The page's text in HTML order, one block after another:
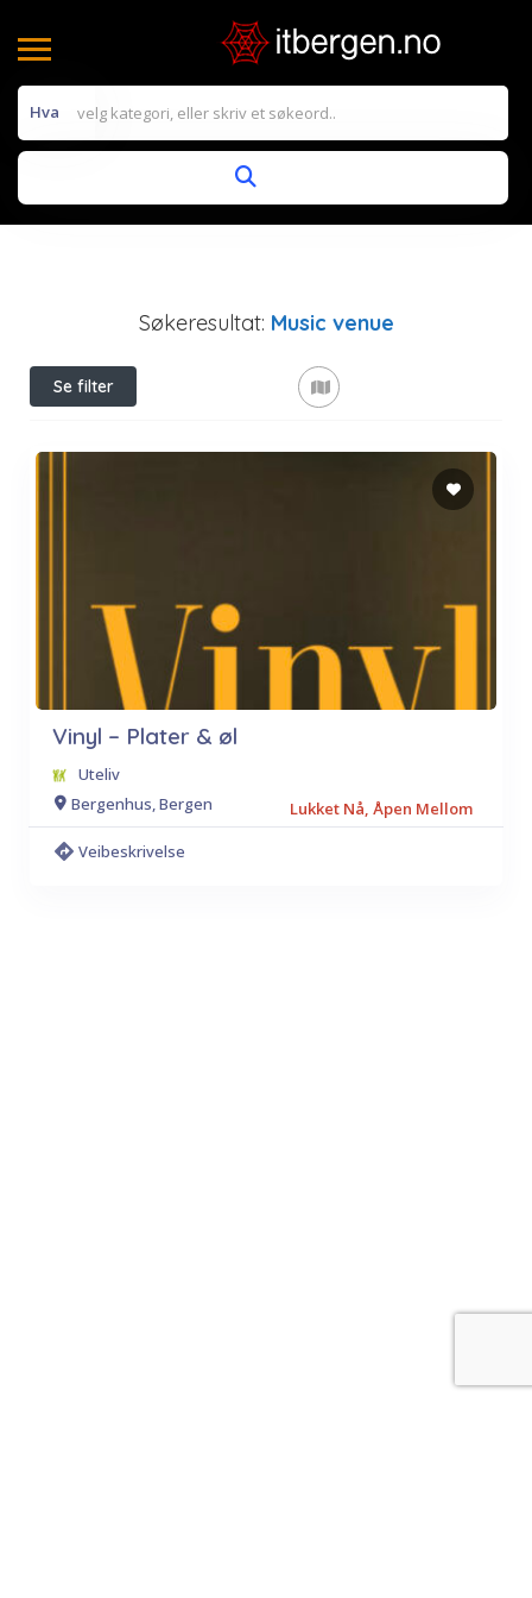
Hva
Søkeresultat: Music venue
Se filter
Vinyl – Plater & øl
Uteliv
Bergenhus, Bergen
Lukket Nå, Åpen Mellom
Veibeskrivelse